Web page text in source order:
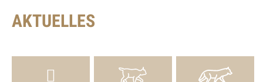
AKTUELLES